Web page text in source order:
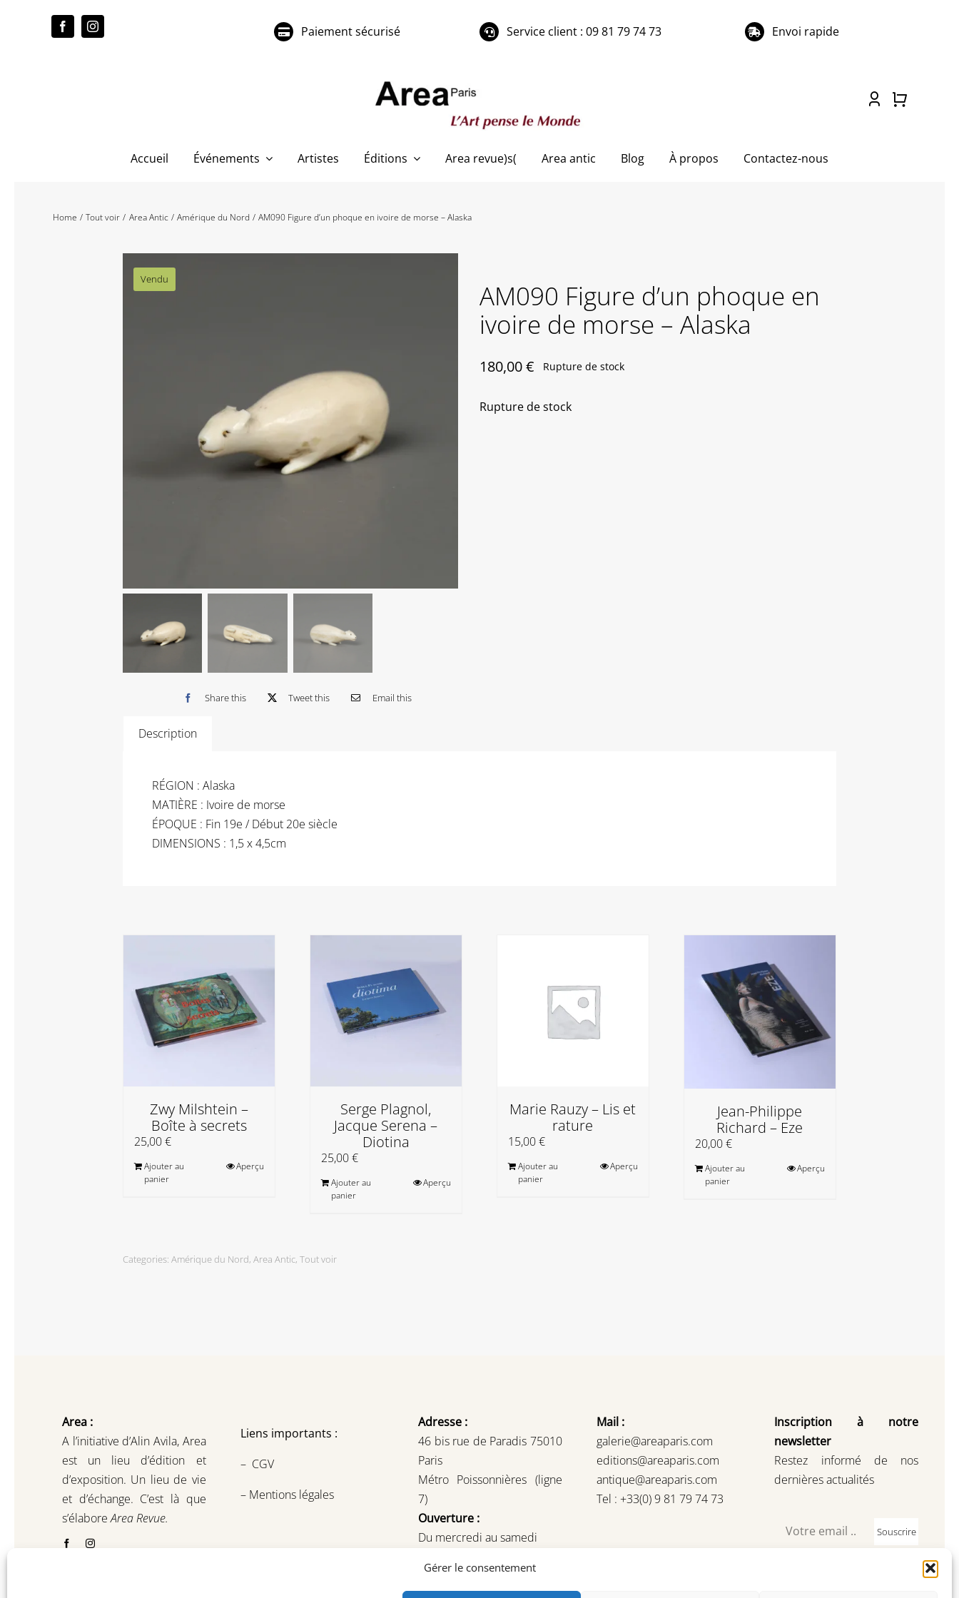
Gérer le consentement
Paiement sécurisé Service client : 09 81 79 74 73 Envoi rapide
Accueil Événements Artistes Éditions Area revue)s( Area antic Blog À propos Contactez-nous
Home Tout voir Area Antic Amérique du Nord AM090 Figure d’un phoque en ivoire de morse – Alaska
Vendu
Share this Tweet this Email this
AM090 Figure d’un phoque en
ivoire de morse – Alaska
180,00€ Rupture de stock
Rupture de stock
Description
RÉGION : Alaska
MATIÈRE : Ivoire de morse
ÉPOQUE : Fin 19e / Début 20e siècle
DIMENSIONS : 1,5 x 4,5cm
Zwy Milshtein –
Boîte à secrets
25,00€
Ajouter au
panier
Aperçu
Serge Plagnol,
Jacque Serena –
Diotina
25,00€
Ajouter au
panier
Aperçu
Marie Rauzy – Lis et
rature
15,00€
Ajouter au
panier
Aperçu
Jean-Philippe
Richard – Eze
20,00€
Ajouter au
panier
Aperçu
Categories: Amérique du Nord, Area Antic, Tout voir
Area :
A l’initiative d’Alin Avila, Area
est un lieu d’édition et
d’exposition. Un lieu de vie
et d’échange. C’est là que
s’élaboreArea Revue.
Liens importants :
– CGV
–Mentions légales
Adresse :
46 bis rue de Paradis 75010
Paris
Métro Poissonnières (ligne
7)
Ouverture :
Du mercredi au samedi
ou sur rendez-vous
Mail :
galerie@areaparis.com
editions@areaparis.com
antique@areaparis.com
Tel : +33(0) 9 81 79 74 73
Inscription à notre
newsletter
Restez informé de nos
dernières actualités
Souscrire